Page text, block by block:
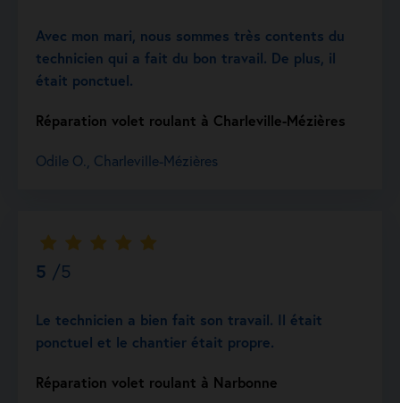
Avec mon mari, nous sommes très contents du
technicien qui a fait du bon travail. De plus, il
était ponctuel.
Réparation volet roulant à Charleville-Mézières
Odile O., Charleville-Mézières
5 /5
Le technicien a bien fait son travail. Il était
ponctuel et le chantier était propre.
Réparation volet roulant à Narbonne